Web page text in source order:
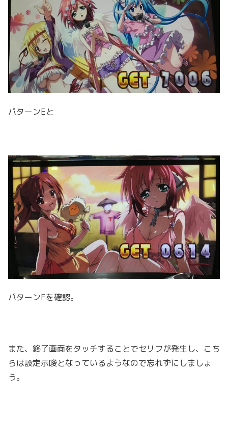
パターンEと
パターンFを確認。
また、終了画面をタッチすることでセリフが発生し、こち
らは設定示唆となっているようなので忘れずにしましょ
う。